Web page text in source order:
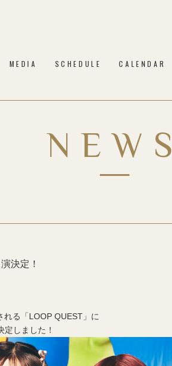
MEDIA SCHEDULE CALENDAR
NEWS
決定！
る「LOOP QUEST」に
しました！